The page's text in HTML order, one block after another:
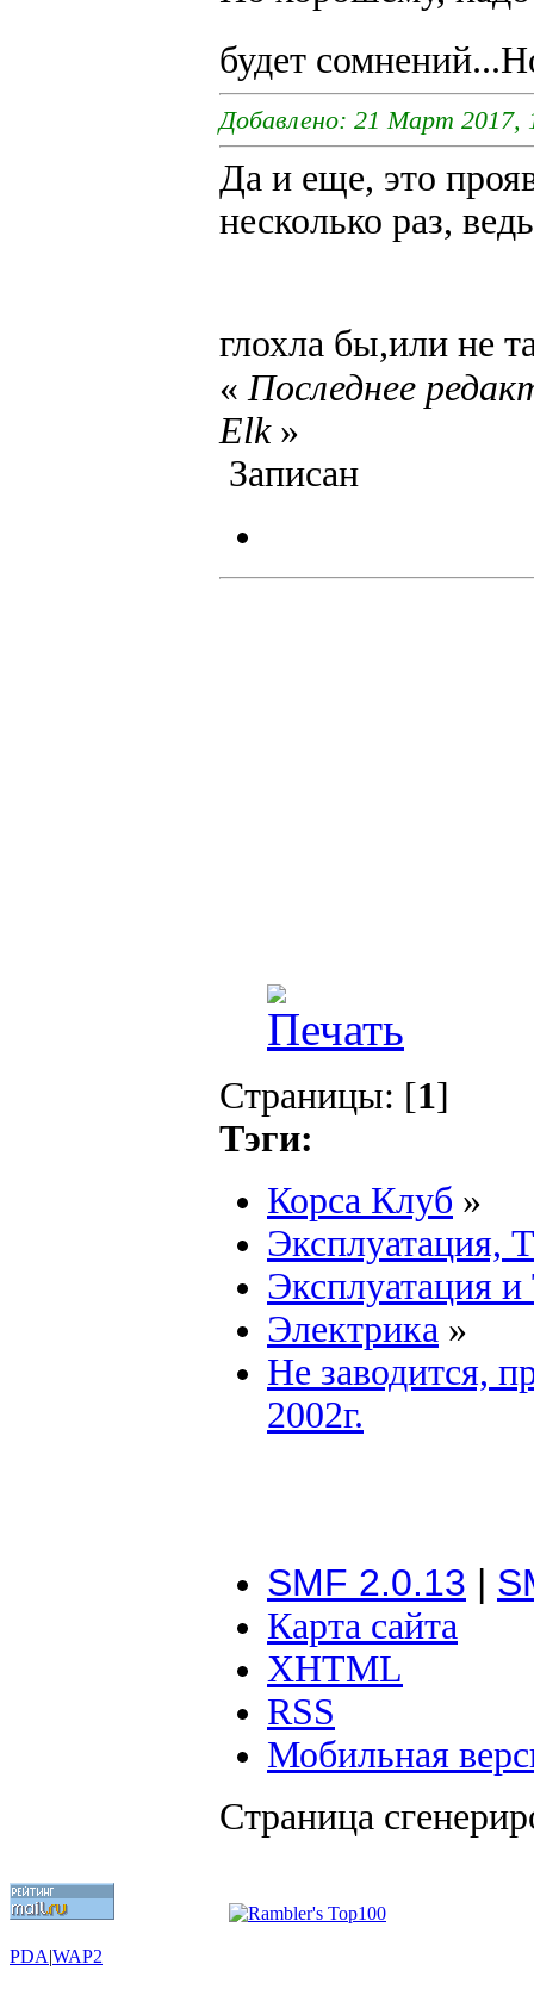
будет
Добавлено: 21 Март 2017,
Да и еще, это
несколько раз,
глохла бы,или не
« Последнее
Elk»
Записан
Страницы: [1]
Тэги:
Корса Клуб »
Эксплуатация,
Эксплуатация
Электрика »
Не заводится,
2002г.
SMF 2.0.13 |
Карта сайта
XHTML
RSS
Мобильная
Страница
PDA|WAP2